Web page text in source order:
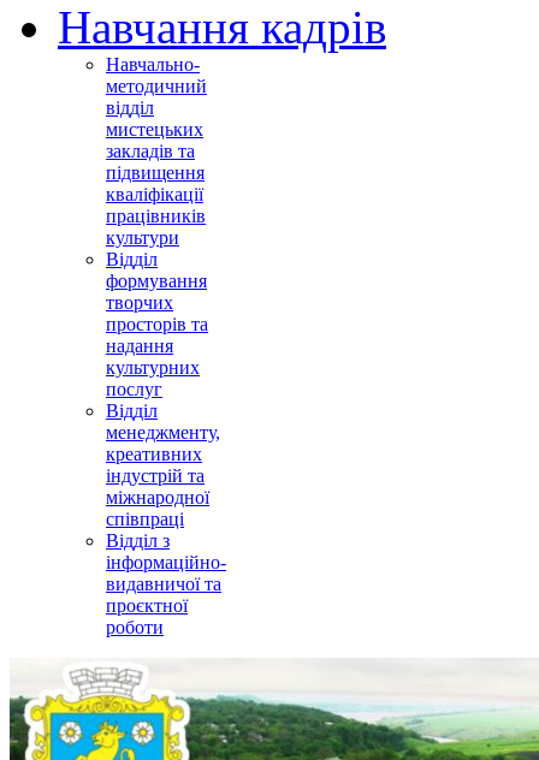
Навчання кадрів
Навчально-
методичний
відділ
мистецьких
закладів та
підвищення
кваліфікації
працівників
культури
Відділ
формування
творчих
просторів та
надання
культурних
послуг
Відділ
менеджменту,
креативних
індустрій та
міжнародної
співпраці
Відділ з
інформаційно-
видавничої та
проєктної
роботи